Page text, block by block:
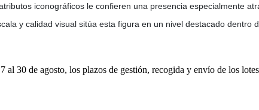
iconográficos le confieren una presencia especialmente
y calidad visual sitúa esta figura en un nivel destacado dentro
al 30 de agosto, los plazos de gestión, recogida y envío de los